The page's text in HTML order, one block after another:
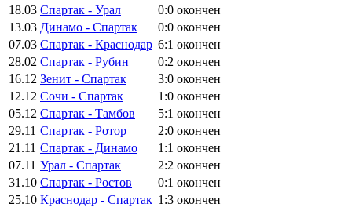
18.03 Спартак - Урал 0:0 окончен
13.03 Динамо - Спартак 0:0 окончен
07.03 Спартак - Краснодар 6:1 окончен
28.02 Спартак - Рубин 0:2 окончен
16.12 Зенит - Спартак 3:0 окончен
12.12 Сочи - Спартак 1:0 окончен
05.12 Спартак - Тамбов 5:1 окончен
29.11 Спартак - Ротор 2:0 окончен
21.11 Спартак - Динамо 1:1 окончен
07.11 Урал - Спартак 2:2 окончен
31.10 Спартак - Ростов 0:1 окончен
25.10 Краснодар - Спартак 1:3 окончен